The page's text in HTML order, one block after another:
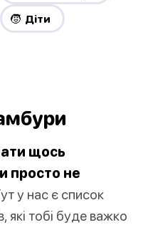
🧒 Діти
щось
просто не
у нас є список
які тобі буде важко